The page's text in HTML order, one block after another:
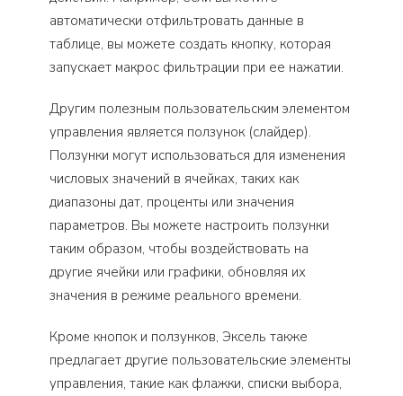
автоматически отфильтровать данные в
таблице, вы можете создать кнопку, которая
запускает макрос фильтрации при ее нажатии.
Другим полезным пользовательским элементом
управления является ползунок (слайдер).
Ползунки могут использоваться для изменения
числовых значений в ячейках, таких как
диапазоны дат, проценты или значения
параметров. Вы можете настроить ползунки
таким образом, чтобы воздействовать на
другие ячейки или графики, обновляя их
значения в режиме реального времени.
Кроме кнопок и ползунков, Эксель также
предлагает другие пользовательские элементы
управления, такие как флажки, списки выбора,